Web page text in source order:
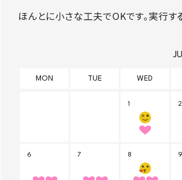
ほんとに小さな工夫でOKです。実行す